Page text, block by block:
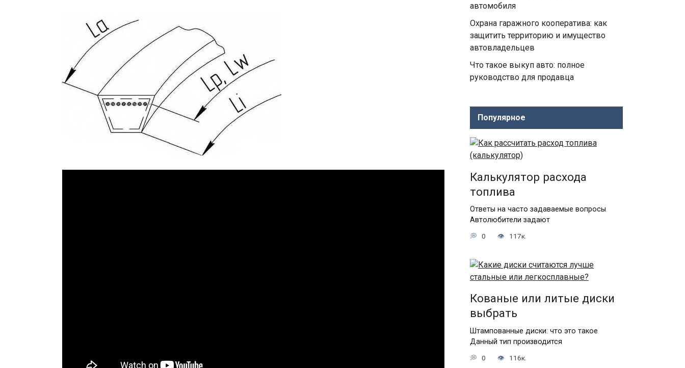
автомобиля
Охрана гаражного кооператива: как
защитить территорию и имущество
автовладельцев
Что такое выкуп авто: полное
руководство для продавца
Популярное
Калькулятор расхода
топлива
Ответы на часто задаваемые вопросы
Автолюбители задают
0 117к.
Кованые или литые диски
выбрать
Штампованные диски: что это такое
Данный тип производится
0 116к.